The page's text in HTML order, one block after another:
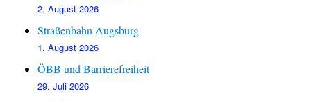
2. August 2026
Straßenbahn Augsburg
1. August 2026
ÖBB und Barrierefreiheit
29. Juli 2026